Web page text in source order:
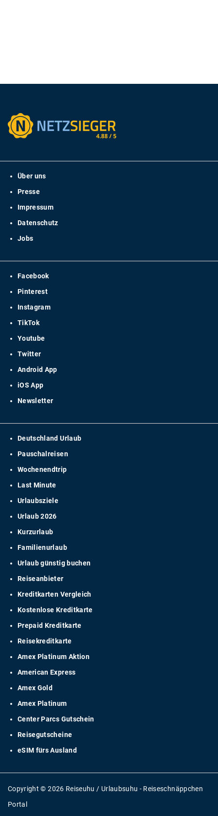
Über uns
Presse
Impressum
Datenschutz
Jobs
Facebook
Pinterest
Instagram
TikTok
Youtube
Twitter
Android App
iOS App
Newsletter
Deutschland Urlaub
Pauschalreisen
Wochenendtrip
Last Minute
Urlaubsziele
Urlaub 2026
Kurzurlaub
Familienurlaub
Urlaub günstig buchen
Reiseanbieter
Kreditkarten Vergleich
Kostenlose Kreditkarte
Prepaid Kreditkarte
Reisekreditkarte
Amex Platinum Aktion
American Express
Amex Gold
Amex Platinum
Center Parcs Gutschein
Reisegutscheine
eSIM fürs Ausland
Copyright © 2026 Reiseuhu / Urlaubsuhu - Reiseschnäppchen
Portal